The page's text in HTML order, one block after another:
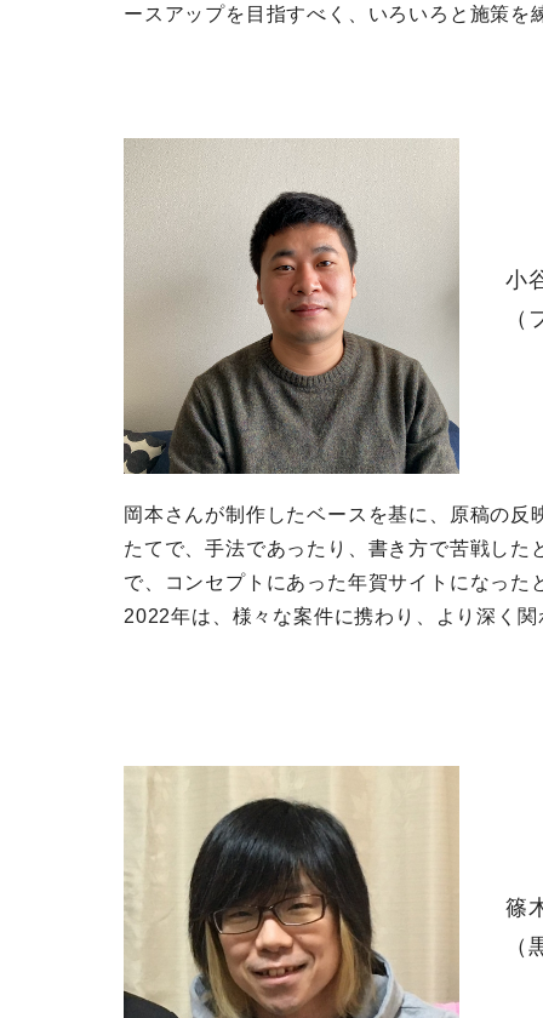
ースアップを目指すべく、いろいろと施策
小
（
岡本さんが制作したベースを基に、原稿の
たてで、手法であったり、書き方で苦戦し
で、コンセプトにあった年賀サイトになった
2022年は、様々な案件に携わり、より深く
篠
（